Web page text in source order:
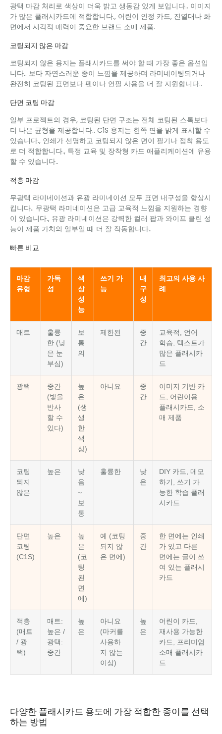
광택 마감 처리로 색상이 더욱 밝고 생동감 있게 보입니다.. 이미지
가 많은 플래시카드에 적합합니다., 어린이 인정 카드, 진열대나 화
면에서 시각적 매력이 중요한 브랜드 소매 제품.
코팅되지 않은 마감
코팅되지 않은 용지는 플래시카드를 써야 할 때 가장 좋은 옵션입
니다.. 보다 자연스러운 종이 느낌을 제공하며 라미네이팅되거나
완전히 코팅된 표면보다 펜이나 연필 사용을 더 잘 지원합니다..
단면 코팅 마감
일부 프로젝트의 경우, 코팅된 단면 구조는 전체 코팅된 스톡보다
더 나은 균형을 제공합니다.. C1S 용지는 한쪽 면을 밝게 표시할 수
있습니다., 인쇄가 선명하고 코팅되지 않은 면이 필기나 접착 용도
로 더 적합합니다., 특정 교육 및 장착형 카드 애플리케이션에 유용
할 수 있습니다..
적층 마감
무광택 라미네이션과 유광 라미네이션 모두 표면 내구성을 향상시
킵니다.. 무광택 라미네이션은 고급 교육적 느낌을 지원하는 경향
이 있습니다., 유광 라미네이션은 강력한 컬러 팝과 와이프 클린 성
능이 제품 가치의 일부일 때 더 잘 작동합니다..
빠른 비교
마감
유형
가독
성
색
상
성
능
쓰기 가
능
내
구
성
최고의 사용 사
례
매트
훌륭
한 (낮
은 눈
부심)
보
통
의
제한된
중
간
교육적, 언어
학습, 텍스트가
많은 플래시카
드
광택
중간
(빛을
반사
할 수
있다)
높
은
(생
생
한
색
상)
아니요
중
간
이미지 기반 카
드, 어린이용
플래시카드, 소
매 제품
코팅
되지
않은
높은
낮
음
~
보
통
훌륭한
낮
은
DIY 카드, 메모
하기, 쓰기 가
능한 학습 플래
시카드
단면
코팅
(C1S)
높은
높
은
(코
팅
된
면
에)
예 (코팅
되지 않
은 면에)
중
간
한 면에는 인쇄
가 있고 다른
면에는 글이 쓰
여 있는 플래시
카드
적층
(매트
/ 광
택)
매트:
높은 /
광택:
중간
높
은
아니요
(마커를
사용하
지 않는
이상)
높
은
어린이 카드,
재사용 가능한
카드, 프리미엄
소매 플래시카
드
다양한 플래시카드 용도에 가장 적합한 종이를 선택
하는 방법